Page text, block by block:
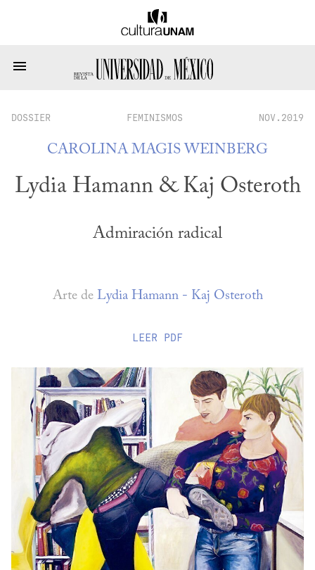
DOSSIER FEMINISMOS NOV.2019
CAROLINA MAGIS WEINBERG
Lydia Hamann & Kaj Osteroth
Admiración radical
Arte de Lydia Hamann - Kaj Osteroth
LEER PDF